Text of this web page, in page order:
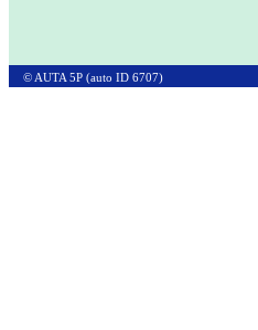
© AUTA 5P (auto ID 6707)